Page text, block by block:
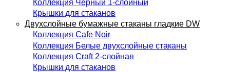
Коллекция Чёрный 1-слойный
Крышки для стаканов
Двухслойные бумажные стаканы гладкие DW
Коллекция Cafe Noir
Коллекция Белые двухслойные стаканы
Коллекция Сraft 2-слойная
Крышки для стаканов